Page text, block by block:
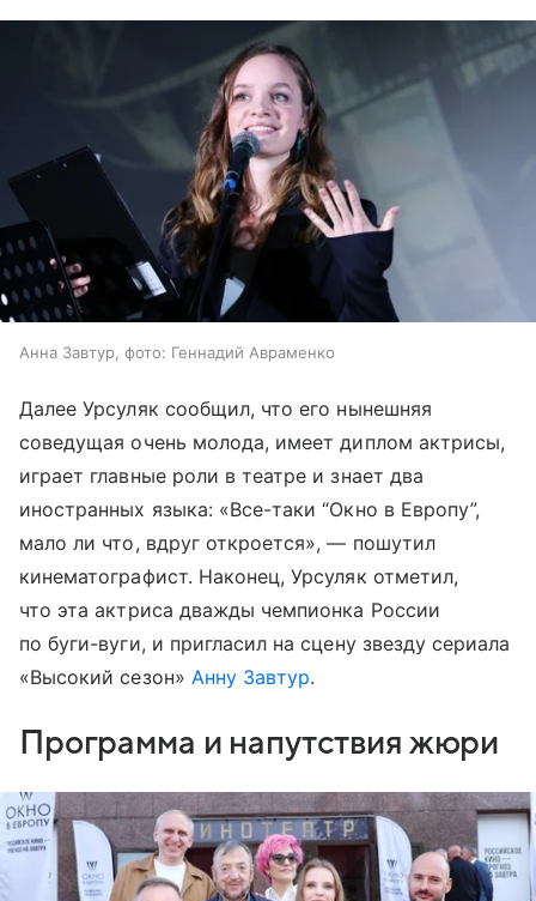
Анна Завтур, фото: Геннадий Авраменко
Далее Урсуляк сообщил, что его нынешняя
соведущая очень молода, имеет диплом актрисы,
играет главные роли в театре и знает два
иностранных языка: «Все-таки “Окно в Европу”,
мало ли что, вдруг откроется», — пошутил
кинематографист. Наконец, Урсуляк отметил,
что эта актриса дважды чемпионка России
по буги-вуги, и пригласил на сцену звезду сериала
«Высокий сезон» Анну Завтур.
Программа и напутствия жюри